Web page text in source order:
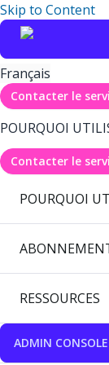
Skip to Content
Français
Contacter le
POURQUOI
Contacter le
POURQUOI
RESSOURCES
ADMIN CONSOLE